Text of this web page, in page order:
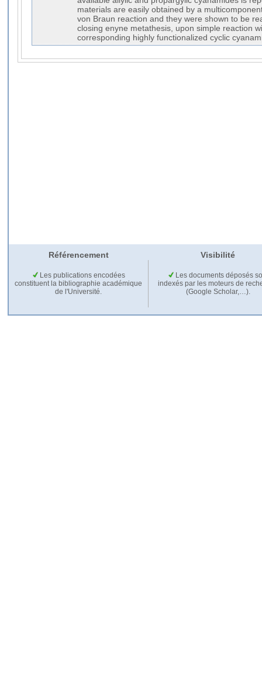
materials are easily obtained by a
von Braun reaction and they were shown to be
closing enyne metathesis, upon simple reaction
corresponding highly functionalized cyclic
Référencement Visibilité
Les publications encodées
constituent la bibliographie académique
de l'Université.
Les documents déposés
indexés par les moteurs de
(Google Scholar,…).